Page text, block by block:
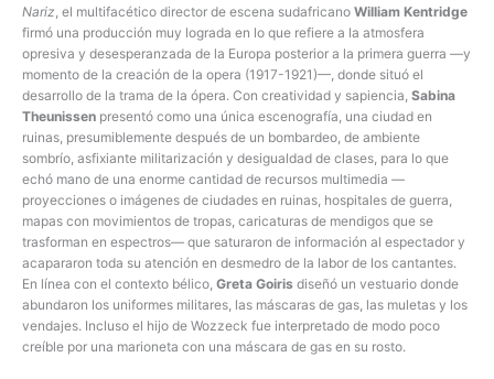
Nariz, el multifacético director de escena sudafricano William Kentridge
firmó una producción muy lograda en lo que refiere a la atmosfera
opresiva y desesperanzada de la Europa posterior a la primera guerra —y
momento de la creación de la opera (1917-1921)—, donde situó el
desarrollo de la trama de la ópera. Con creatividad y sapiencia, Sabina
Theunissen presentó como una única escenografía, una ciudad en
ruinas, presumiblemente después de un bombardeo, de ambiente
sombrío, asfixiante militarización y desigualdad de clases, para lo que
echó mano de una enorme cantidad de recursos multimedia —
proyecciones o imágenes de ciudades en ruinas, hospitales de guerra,
mapas con movimientos de tropas, caricaturas de mendigos que se
trasforman en espectros— que saturaron de información al espectador y
acapararon toda su atención en desmedro de la labor de los cantantes.
En línea con el contexto bélico, Greta Goiris diseñó un vestuario donde
abundaron los uniformes militares, las máscaras de gas, las muletas y los
vendajes. Incluso el hijo de Wozzeck fue interpretado de modo poco
creíble por una marioneta con una máscara de gas en su rosto.